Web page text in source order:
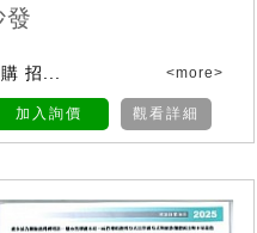
發
招... <more>
觀看詳細
加入詢價